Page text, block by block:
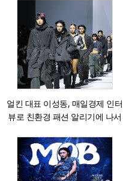
얼킨 대표 이성동, 매일경제 인터
뷰로 친환경 패션 알리기에 나서